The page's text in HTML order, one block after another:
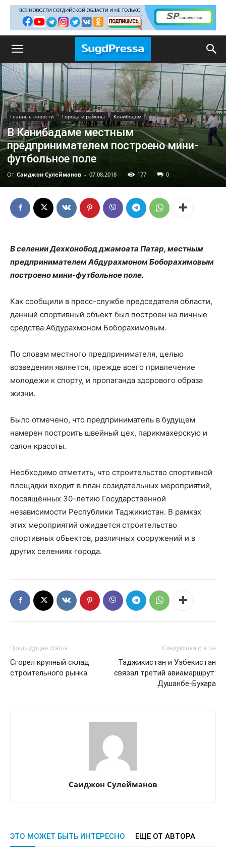
Главные новости Города и районы Конибодом
В Канибадаме местным
предпринимателем построено мини-
футбольное поле
От Саиджон Сулейманов - 07.08.2018 177 0
В селении Дехконобод джамоата Патар, местным
предпринимателем Абдурахмоном Боборахимовым
построено мини-футбольное поле.
Как сообщили в пресс-службе председателя области,
данный спортивный объект был построен на личные
средства Абдурахмоном Боборахимовым.
По словам местного предпринимателя, целью
возведения является, прежде всего привлечение
молодежи к спорту, и пропаганда здорового образа
жизни.
Было отмечено, что предприниматель в будущем
намерен построить швейный цех, парикмахерскую и
салон красоты.
Необходимо отметить, что строительство спортивной
площадки входит в план созидательных мероприятий,
посвящённых 30-летию Государственной
независимости Республики Таджикистан. В рамках
этих мероприятий ожидается строительство
спортивных объектов, различных сооружений и в
других селениях города.
Предыдущая статья
Сгорел крупный склад
строительного рынка
Следующая статья
Таджикистан и Узбекистан
связал третий авиамаршрут:
Душанбе-Бухара
Саиджон Сулейманов
ЭТО МОЖЕТ БЫТЬ ИНТЕРЕСНО ЕЩЕ ОТ АВТОРА